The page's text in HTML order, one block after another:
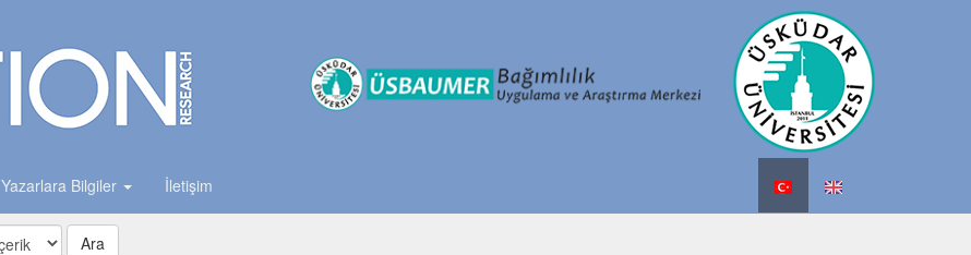
Yazarlara Bilgiler İletişim
Ara